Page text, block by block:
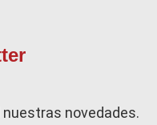
novedades.